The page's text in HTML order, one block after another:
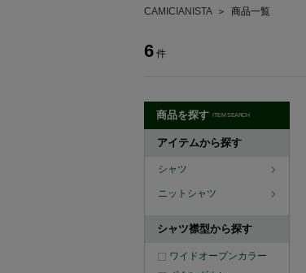
CAMICIANISTA＞ 商品一覧
6 件
商品を探す ITEM SEARCH
アイテムから探す
シャツ
ニットシャツ
シャツ襟型から探す
ワイドオープンカラー